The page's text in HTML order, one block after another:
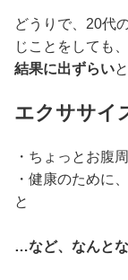
どうりで、20代
じことをしても、
結果に出ずらい
エクササイ
・ちょっとお腹
・健康のために
と
…など、なんと